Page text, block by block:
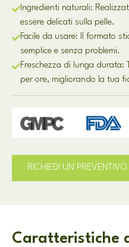
Ingredienti naturali:
essere delicati sulla pelle.
Facile da usare: Il formato
semplice e senza problemi.
Freschezza di lunga durata:
per ore, migliorando la tua
RICHIEDI UN PREVENTIVO
Caratteristiche